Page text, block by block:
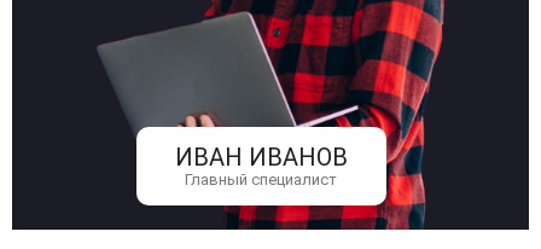
ИВАН ИВАНОВ
Главный специалист